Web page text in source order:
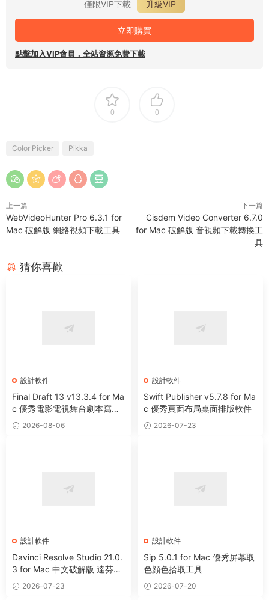
僅限VIP下載 升級VIP
立即購買
點擊加入VIP會員，全站資源免費下載
0 0
Color Picker Pikka
上一篇
WebVideoHunter Pro 6.3.1 for
Mac 破解版 網絡視頻下載工具
下一篇
Cisdem Video Converter 6.7.0
for Mac 破解版 音視頻下載轉換工
具
猜你喜歡
設計軟件
Final Draft 13 v13.3.4 for Ma
c 優秀電影電視舞台劇本寫作
軟件2026-08-06
設計軟件
Swift Publisher v5.7.8 for Ma
c 優秀頁面布局桌面排版軟件
2026-07-23
設計軟件
Davinci Resolve Studio 21.0.
3 for Mac 中文破解版 達芬奇
電影編輯調色軟件
2026-07-23
設計軟件
Sip 5.0.1 for Mac 優秀屏幕取
色顔色拾取工具
2026-07-20